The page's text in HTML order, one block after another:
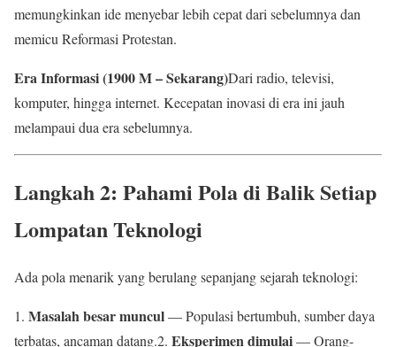
memungkinkan ide menyebar lebih cepat dari sebelumnya dan
memicu Reformasi Protestan.
Era Informasi (1900 M – Sekarang)Dari radio, televisi,
komputer, hingga internet. Kecepatan inovasi di era ini jauh
melampaui dua era sebelumnya.
Langkah 2: Pahami Pola di Balik Setiap
Lompatan Teknologi
Ada pola menarik yang berulang sepanjang sejarah teknologi:
1. Masalah besar muncul— Populasi bertumbuh, sumber daya
terbatas, ancaman datang.2. Eksperimen dimulai— Orang-